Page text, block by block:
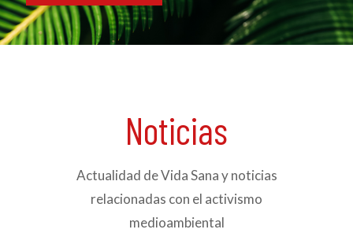
Noticias
Actualidad de Vida Sana y noticias
relacionadas con el activismo
medioambiental